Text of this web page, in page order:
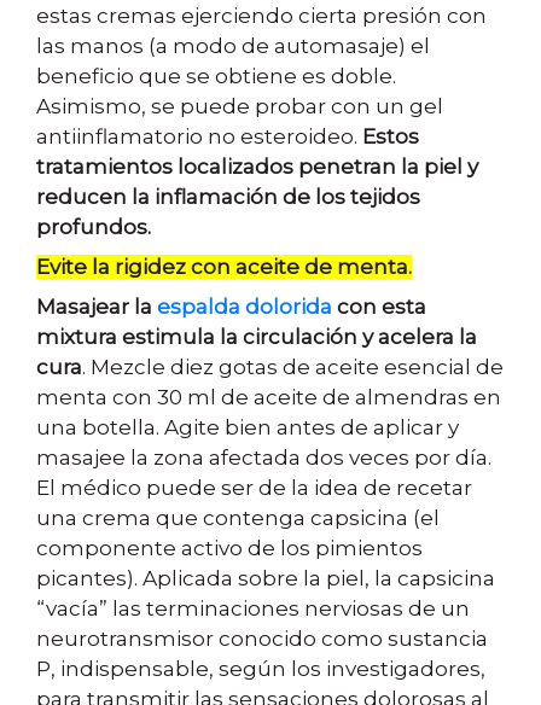
estas cremas ejerciendo cierta presión con
las manos (a modo de automasaje) el
beneficio que se obtiene es doble.
Asimismo, se puede probar con un gel
antiinflamatorio no esteroideo. Estos
tratamientos localizados penetran la piel y
reducen la inflamación de los tejidos
profundos.
Evite la rigidez con aceite de menta.
Masajear la espalda dolorida con esta
mixtura estimula la circulación y acelera la
cura. Mezcle diez gotas de aceite esencial de
menta con 30 ml de aceite de almendras en
una botella. Agite bien antes de aplicar y
masajee la zona afectada dos veces por día.
El médico puede ser de la idea de recetar
una crema que contenga capsicina (el
componente activo de los pimientos
picantes). Aplicada sobre la piel, la capsicina
“vacía” las terminaciones nerviosas de un
neurotransmisor conocido como sustancia
P, indispensable, según los investigadores,
para transmitir las sensaciones dolorosas al